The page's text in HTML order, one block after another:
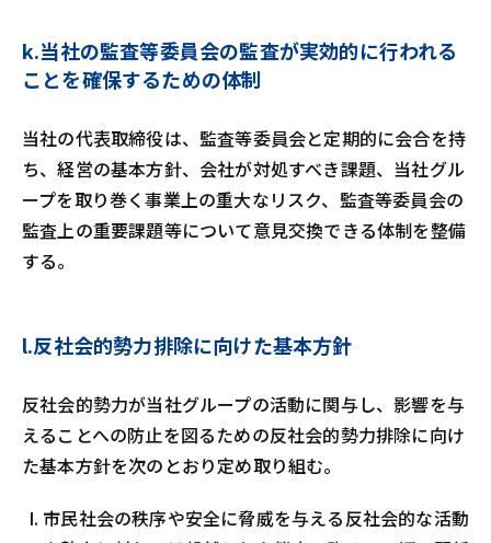
k.当社の監査等委員会の監査が実効的に行われる
ことを確保するための体制
当社の代表取締役は、監査等委員会と定期的に会合を持
ち、経営の基本方針、会社が対処すべき課題、当社グル
ープを取り巻く事業上の重大なリスク、監査等委員会の
監査上の重要課題等について意見交換できる体制を整備
する。
l.反社会的勢力排除に向けた基本方針
反社会的勢力が当社グループの活動に関与し、影響を与
えることへの防止を図るための反社会的勢力排除に向け
た基本方針を次のとおり定め取り組む。
市民社会の秩序や安全に脅威を与える反社会的な活動